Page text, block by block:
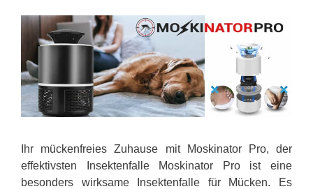
Ihr mückenfreies Zuhause mit Moskinator Pro, der
effektivsten Insektenfalle Moskinator Pro ist eine
besonders wirksame Insektenfalle für Mücken. Es